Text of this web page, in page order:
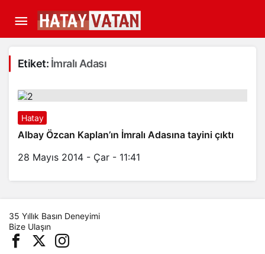
Etiket: İmralı Adası
Hatay
Albay Özcan Kaplan’ın İmralı Adasına tayini çıktı
28 Mayıs 2014 - Çar - 11:41
35 Yıllık Basın Deneyimi
Bize Ulaşın